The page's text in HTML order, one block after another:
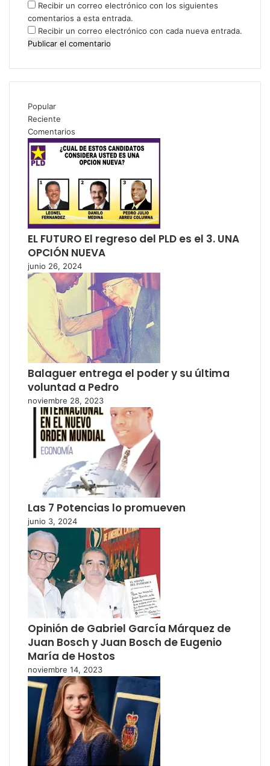
Recibir un correo electrónico con los siguientes
comentarios a esta entrada.
Recibir un correo electrónico con cada nueva entrada.
Popular
Reciente
Comentarios
EL FUTURO El regreso del PLD es el 3. UNA
OPCIÓN NUEVA
junio 26, 2024
Balaguer entrega el poder y su última
voluntad a Pedro
noviembre 28, 2023
Las 7 Potencias lo promueven
junio 3, 2024
Opinión de Gabriel García Márquez de
Juan Bosch y Juan Bosch de Eugenio
María de Hostos
noviembre 14, 2023